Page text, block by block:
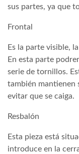
sus partes, ya que
Frontal
Es la parte visible,
En esta parte
serie de tornillos.
también mantienen
evitar que se caiga.
Resbalón
Esta pieza está
introduce en la